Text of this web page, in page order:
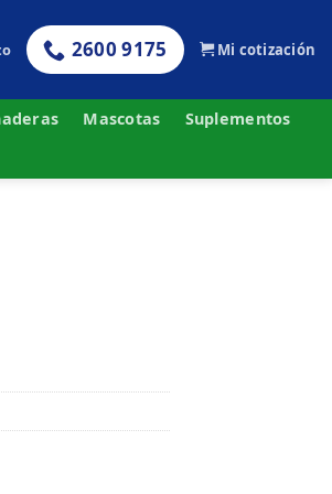
2600 9175 Mi cotización
Mascotas
Suplementos